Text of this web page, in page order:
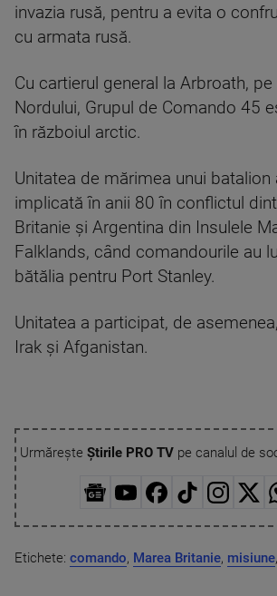
invazia rusă, pentru a evita o
cu armata rusă.
Cu cartierul general la Arbroath,
Nordului, Grupul de Comando 45
în războiul arctic.
Unitatea de mărimea unui batalion
implicată în anii 80 în conflictul
Britanie şi Argentina din Insulele
Falklands, când comandourile au
bătălia pentru Port Stanley.
Unitatea a participat, de
Irak şi Afganistan.
Urmărește Știrile PRO TVpe canalul de
Etichete: comando, Marea Britanie, misiune,